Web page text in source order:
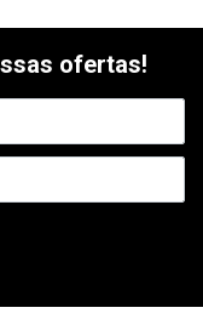
ofertas!